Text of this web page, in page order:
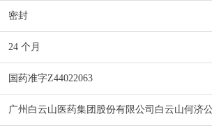
密封
24 个月
国药准字Z44022063
广州白云山医药集团股份有限公司白云山何济